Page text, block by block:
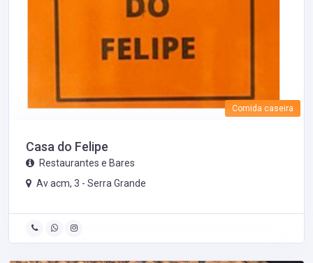
Comida caseira
Casa do Felipe
Restaurantes e Bares
Av acm, 3 - Serra Grande